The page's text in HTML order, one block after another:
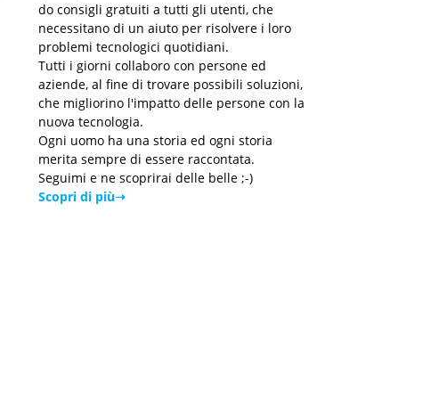
do consigli gratuiti a tutti gli utenti, che
necessitano di un aiuto per risolvere i loro
problemi tecnologici quotidiani.
Tutti i giorni collaboro con persone ed
aziende, al fine di trovare possibili soluzioni,
che migliorino l'impatto delle persone con la
nuova tecnologia.
Ogni uomo ha una storia ed ogni storia
merita sempre di essere raccontata.
Seguimi e ne scoprirai delle belle ;-)
Scopri di più➝